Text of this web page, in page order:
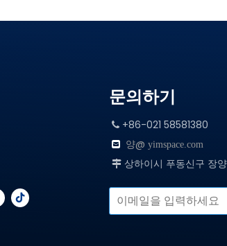
문의하기
 +86-021 58581380
 양@ yimspace.com
 상하이시 푸동신구 장